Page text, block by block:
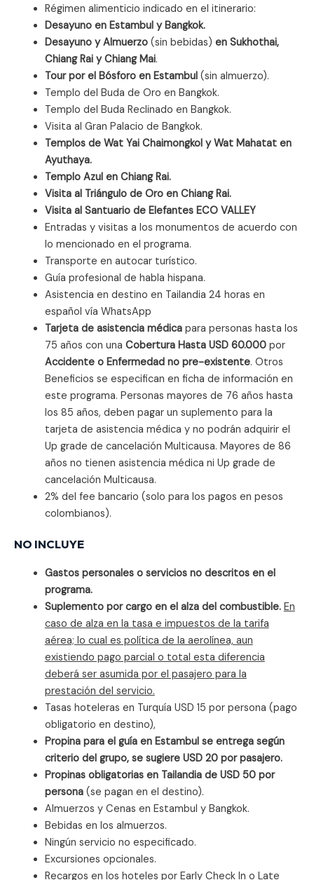
Régimen alimenticio indicado en el itinerario:
Desayuno en Estambul y Bangkok.
Desayuno y Almuerzo(sin bebidas) en Sukhothai,
Chiang Rai y Chiang Mai.
Tour por el Bósforo en Estambul (sin almuerzo).
Templo del Buda de Oro en Bangkok.
Templo del Buda Reclinado en Bangkok.
Visita al Gran Palacio de Bangkok.
Templos de Wat Yai Chaimongkol y Wat Mahatat en
Ayuthaya.
Templo Azul en Chiang Rai.
Visita al Triángulo de Oro en Chiang Rai.
Visita al Santuario de Elefantes ECO VALLEY
Entradas y visitas a los monumentos de acuerdo con
lo mencionado en el programa.
Transporte en autocar turístico.
Guía profesional de habla hispana.
Asistencia en destino en Tailandia 24 horas en
español vía WhatsApp
Tarjeta de asistencia médicapara personas hasta los
75 años con una Cobertura Hasta USD 60.000por
Accidente o Enfermedad no pre-existente. Otros
Beneficios se especifican en ficha de información en
este programa. Personas mayores de 76 años hasta
los 85 años, deben pagar un suplemento para la
tarjeta de asistencia médica y no podrán adquirir el
Up grade de cancelación Multicausa. Mayores de 86
años no tienen asistencia médica ni Up grade de
cancelación Multicausa.
2% del fee bancario (solo para los pagos en pesos
colombianos).
NO INCLUYE
Gastos personales o servicios no descritos en el
programa.
Suplemento por cargo en el alza del combustible. En
caso de alza en la tasa e impuestos de la tarifa
aérea; lo cual es política de la aerolínea, aun
existiendo pago parcial o total esta diferencia
deberá ser asumida por el pasajero para la
prestación del servicio.
Tasas hoteleras en Turquía USD 15 por persona (pago
obligatorio en destino),
Propina para el guía en Estambul se entrega según
criterio del grupo, se sugiere USD 20 por pasajero.
Propinas obligatorias en Tailandia de USD 50 por
persona (se pagan en el destino).
Almuerzos y Cenas en Estambul y Bangkok.
Bebidas en los almuerzos.
Ningún servicio no especificado.
Excursiones opcionales.
Recargos en los hoteles por Early Check In o Late